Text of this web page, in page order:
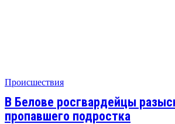
Происшествия
В Белове росгвардейцы
пропавшего подростка